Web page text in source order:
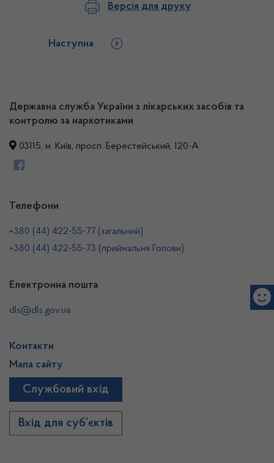
Версія для друку
Наступна
Державна служба України з лікарських засобів та
контролю за наркотиками
03115, м. Київ, просп. Берестейський, 120-А
Телефони
+380 (44) 422-55-77 (загальний)
+380 (44) 422-55-73 (приймальня Голови)
Електронна пошта
dls@dls.gov.ua
Контакти
Мапа сайту
Службовий вхід
Вхід для суб’єктів